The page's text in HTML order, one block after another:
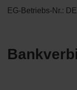
EG-Betriebs-Nr.: